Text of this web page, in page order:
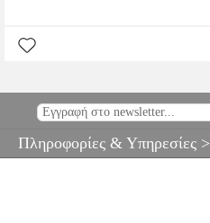
Πληροφορίες & Υπηρεσίες >